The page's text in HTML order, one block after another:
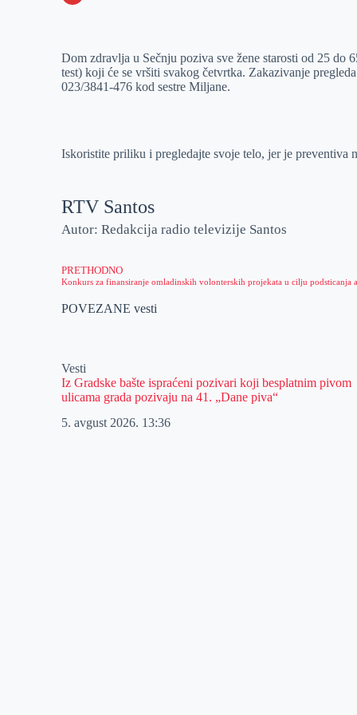
e
r
I
n
s
A
a
i
Dom zdravlja u Sečnju poziva sve žene starosti od 25 do
test) koji će se vršiti svakog četvrtka. Zakazivanje
023/3841-476 kod sestre Miljane.
Iskoristite priliku i pregledajte svoje telo, jer je preventiva
RTV Santos
Autor: Redakcija radio televizije Santos
PRETHODNO
POVEZANE vesti
Vesti
Iz Gradske bašte ispraćeni pozivari koji besplatnim pivom
ulicama grada pozivaju na 41. „Dane piva“
5. avgust 2026. 13:36